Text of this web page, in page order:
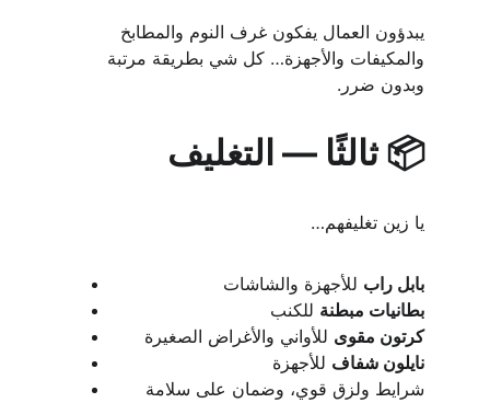
يبدؤون العمال يفكون غرف النوم والمطابخ
والمكيفات والأجهزة… كل شي بطريقة مرتبة
وبدون ضرر.
📦 ثالثًا — التغليف
يا زين تغليفهم…
بابل راب للأجهزة والشاشات
بطانيات مبطنة للكنب
كرتون مقوى للأواني والأغراض الصغيرة
نايلون شفاف للأجهزة
شرايط ولزق قوي، وضمان على سلامة